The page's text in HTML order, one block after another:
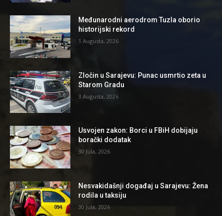
Međunarodni aerodrom Tuzla oborio
historijski rekord
1 Augusta, 2026
Zločin u Sarajevu: Punac usmrtio zeta u
Starom Gradu
3 Augusta, 2026
Usvojen zakon: Borci u FBiH dobijaju
borački dodatak
30 Jula, 2026
Nesvakidašnji događaj u Sarajevu: Žena
rodila u taksiju
30 Jula, 2026